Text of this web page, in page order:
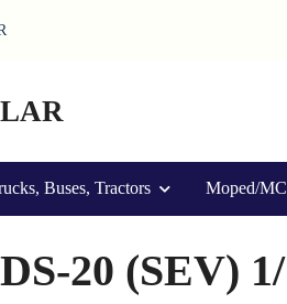
Buses, Tractors Moped/
DS-20 (SEV)